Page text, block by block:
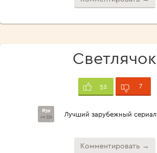
Светлячок
52 7
#39
из 336 Лучший зарубежный сериал
Комментировать →